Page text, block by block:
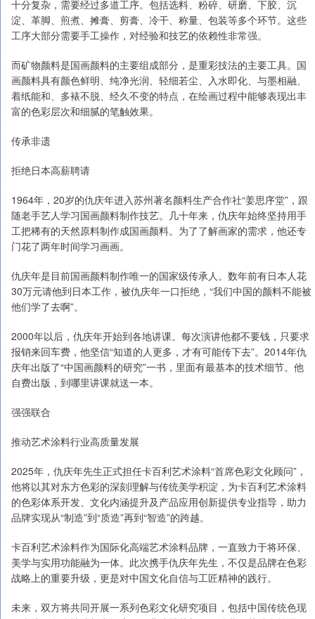
十分复杂，需要经过多道工序。包括选料、粉碎、研磨、下胶、沉
淀、革脚、煎煮、摊膏、剪膏、冷干、称量、包装等多个环节。这些
工序大部分需要手工操作，对经验和技艺的依赖性非常强。
而矿物颜料是国画颜料的主要组成部分，是重彩技法的主要工具。国
画颜料具有颜色鲜明、纯净光润、轻细若尘、入水即化、与墨相融、
着纸能和、多裱不脱、经久不变的特点，在绘画过程中能够表现出丰
富的色彩层次和细腻的笔触效果。
传承非遗
拒绝日本高薪聘请
1964年，20岁的仇庆年进入苏州著名颜料生产合作社“姜思序堂”，跟
随老手艺人学习国画颜料制作技艺。几十年来，仇庆年始终坚持用手
工把稀有的天然原料制作成国画颜料。为了了解画家的需求，他还专
门花了两年时间学习画画。
仇庆年是目前国画颜料制作唯一的国家级传承人。数年前有日本人花
30万元请他到日本工作，被仇庆年一口拒绝，“我们中国的颜料不能被
他们学了去啊”。
2000年以后，仇庆年开始到各地讲课。每次演讲他都不要钱，只要求
报销来回车费，他坚信“知道的人更多，才有可能传下去”。2014年仇
庆年出版了“中国画颜料的研究”一书，里面有最基本的技术细节。他
自费出版，到哪里讲课就送一本。
强强联合
推动艺术涂料行业高质量发展
2025年，仇庆年先生正式担任卡百利艺术涂料“首席色彩文化顾问”，
他将以其对东方色彩的深刻理解与传统美学积淀，为卡百利艺术涂料
的色彩体系开发、文化内涵提升及产品应用创新提供专业指导，助力
品牌实现从“制造”到“质造”再到“智造”的跨越。
卡百利艺术涂料作为国际化高端艺术涂料品牌，一直致力于将环保、
美学与实用功能融为一体。此次携手仇庆年先生，不仅是品牌在色彩
战略上的重要升级，更是对中国文化自信与工匠精神的践行。
未来，双方将共同开展一系列色彩文化研究项目，包括中国传统色现